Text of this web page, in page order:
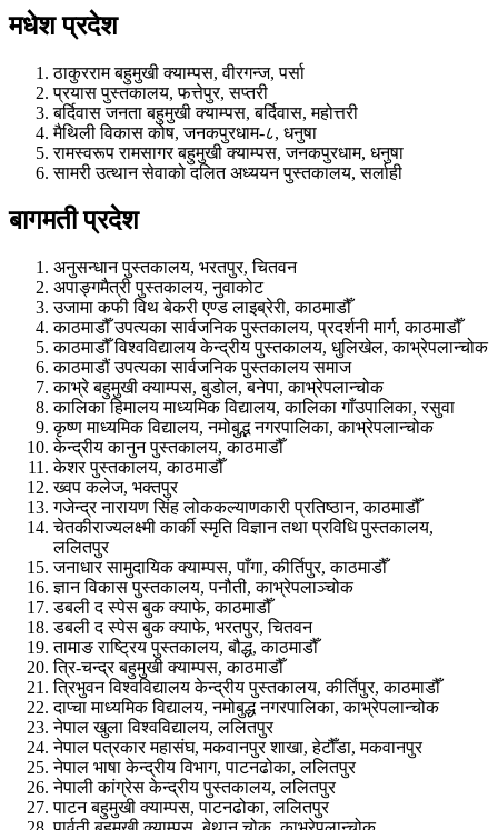
मधेश प्रदेश
ठाकुरराम बहुमुखी क्याम्पस, वीरगन्ज, पर्सा
प्रयास पुस्तकालय, फत्तेपुर, सप्तरी
बर्दिवास जनता बहुमुखी क्याम्पस, बर्दिवास, महोत्तरी
मैथिली विकास कोष, जनकपुरधाम-८, धनुषा
रामस्वरूप रामसागर बहुमुखी क्याम्पस, जनकपुरधाम, धनुषा
सामरी उत्थान सेवाको दलित अध्ययन पुस्तकालय, सर्लाही
बागमती प्रदेश
अनुसन्धान पुस्तकालय, भरतपुर, चितवन
अपाङ्गमैत्री पुस्तकालय, नुवाकोट
उजामा कफी विथ बेकरी एण्ड लाइब्रेरी, काठमाडौँ
काठमाडौँ उपत्यका सार्वजनिक पुस्तकालय, प्रदर्शनी मार्ग, काठमाडौँ
काठमाडौँ विश्वविद्यालय केन्द्रीय पुस्तकालय, धुलिखेल, काभ्रेपलान्चोक
काठमाडौं उपत्यका सार्वजनिक पुस्तकालय समाज
काभ्रे बहुमुखी क्याम्पस, बुडोल, बनेपा, काभ्रेपलान्चोक
कालिका हिमालय माध्यमिक विद्यालय, कालिका गाँउपालिका, रसुवा
कृष्ण माध्यमिक विद्यालय, नमोबुद्भ नगरपालिका, काभ्रेपलान्चोक
केन्द्रीय कानुन पुस्तकालय, काठमाडौँ
केशर पुस्तकालय, काठमाडौँ
ख्वप कलेज, भक्तपुर
गजेन्द्र नारायण सिंह लोककल्याणकारी प्रतिष्ठान, काठमाडौँ
चेतकीराज्यलक्ष्मी कार्की स्मृति विज्ञान तथा प्रविधि पुस्तकालय,
ललितपुर
जनाधार सामुदायिक क्याम्पस, पाँगा, कीर्तिपुर, काठमाडौँ
ज्ञान विकास पुस्तकालय, पनौती, काभ्रेपलाञ्चोक
डबली द स्पेस बुक क्याफे, काठमाडौँ
डबली द स्पेस बुक क्याफे, भरतपुर, चितवन
तामाङ राष्ट्रिय पुस्तकालय, बौद्ध, काठमाडौँ
त्रि-चन्द्र बहुमुखी क्याम्पस, काठमाडौँ
त्रिभुवन विश्वविद्यालय केन्द्रीय पुस्तकालय, कीर्तिपुर, काठमाडौँ
दाप्चा माध्यमिक विद्यालय, नमोबुद्ध नगरपालिका, काभ्रेपलान्चोक
नेपाल खुला विश्वविद्यालय, ललितपुर
नेपाल पत्रकार महासंघ, मकवानपुर शाखा, हेटौँडा, मकवानपुर
नेपाल भाषा केन्द्रीय विभाग, पाटनढोका, ललितपुर
नेपाली कांग्रेस केन्द्रीय पुस्तकालय, ललितपुर
पाटन बहुमुखी क्याम्पस, पाटनढोका, ललितपुर